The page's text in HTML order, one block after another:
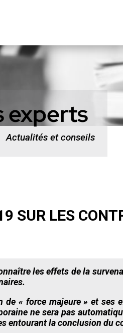
experts
Actualités et conseils
SUR LES
les effets de la
« force majeure » et ses
ne sera pas
entourant la conclusion du